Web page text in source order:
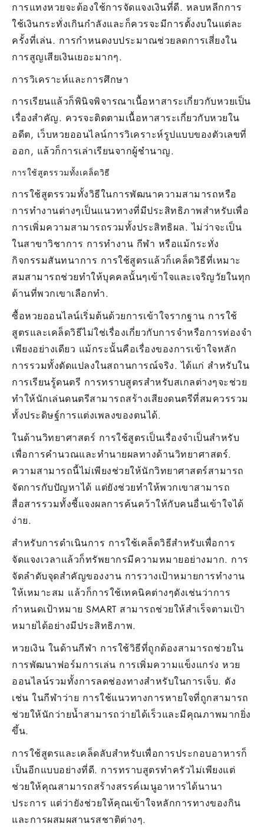
การแทงหวยจะต้องใช้การจัดแจงเงินที่ดี. หลบหลีกการ
ใช้เงินกระทั่งเกินกำลังและก็ควรจะมีการตั้งงบในแต่ละ
ครั้งที่เล่น. การกำหนดงบประมาณช่วยลดการเสี่ยงใน
การสูญเสียเงินเยอะมากๆ.
การวิเคราะห์และการศึกษา
การเรียนแล้วก็พินิจพิจารณาเนื้อหาสาระเกี่ยวกับหวยเป็น
เรื่องสำคัญ. ควรจะติดตามเนื้อหาสาระเกี่ยวกับหวยใน
อดีต, เว็บหวยออนไลน์การวิเคราะห์รูปแบบของตัวเลขที่
ออก, แล้วก็การเล่าเรียนจากผู้ชำนาญ.
การใช้สูตรรวมทั้งเคล็ดวิธี
การใช้สูตรรวมทั้งวิธีในการพัฒนาความสามารถหรือ
การทำงานต่างๆเป็นแนวทางที่มีประสิทธิภาพสำหรับเพื่อ
การเพิ่มความสามารถรวมทั้งประสิทธิผล. ไม่ว่าจะเป็น
ในสาขาวิชาการ การทำงาน กีฬา หรือแม้กระทั่ง
กิจกรรมสันทนาการ การใช้สูตรแล้วก็เคล็ดวิธีที่เหมาะ
สมสามารถช่วยทำให้บุคคลนั้นๆเข้าใจและเจริญวัยในทุก
ด้านที่พวกเขาเลือกทำ.
ซื้อหวยออนไลน์เริ่มต้นด้วยการเข้าใจรากฐาน การใช้
สูตรและเคล็ดวิธีไม่ใช่เรื่องเกี่ยวกับการจำหรือการท่องจำ
เพียงอย่างเดียว แม้กระนั้นคือเรื่องของการเข้าใจหลัก
การรวมทั้งดัดแปลงในสถานการณ์จริง. ได้แก่ สำหรับใน
การเรียนรู้ดนตรี การทราบสูตรสำหรับสเกลต่างๆจะช่วย
ทำให้นักเล่นดนตรีสามารถสร้างเสียงดนตรีที่สมควรรวม
ทั้งประดิษฐ์การแต่งเพลงของตนได้.
ในด้านวิทยาศาสตร์ การใช้สูตรเป็นเรื่องจำเป็นสำหรับ
เพื่อการคำนวณและทำนายผลทางด้านวิทยาศาสตร์.
ความสามารถนี้ไม่เพียงช่วยให้นักวิทยาศาสตร์สามารถ
จัดการกับปัญหาได้ แต่ยังช่วยทำให้พวกเขาสามารถ
สื่อสารรวมทั้งชี้แจงผลการค้นคว้าให้กับคนอื่นเข้าใจได้
ง่าย.
สำหรับการดำเนินการ การใช้เคล็ดวิธีสำหรับเพื่อการ
จัดแจงเวลาแล้วก็ทรัพยากรมีความหมายอย่างมาก. การ
จัดลำดับจุดสำคัญของงาน การวางเป้าหมายการทำงาน
ให้เหมาะสม แล้วก็การใช้เทคนิคต่างๆดังเช่นว่าการ
กำหนดเป้าหมาย SMART สามารถช่วยให้สำเร็จตามเป้า
หมายได้อย่างมีประสิทธิภาพ.
หวยเงิน ในด้านกีฬา การใช้วิธีที่ถูกต้องสามารถช่วยใน
การพัฒนาฟอร์มการเล่น การเพิ่มความแข็งแกร่ง หวย
ออนไลน์รวมทั้งการลดช่องทางสำหรับในการเจ็บ. ดัง
เช่น ในกีฬาว่าย การใช้แนวทางการหายใจที่ถูกสามารถ
ช่วยให้นักว่ายน้ำสามารถว่ายได้เร็วและมีคุณภาพมากยิ่ง
ขึ้น.
การใช้สูตรและเคล็ดลับสำหรับเพื่อการประกอบอาหารก็
เป็นอีกแบบอย่างที่ดี. การทราบสูตรทำครัวไม่เพียงแต่
ช่วยให้คุณสามารถสร้างสรรค์เมนูอาหารได้นานา
ประการ แต่ว่ายังช่วยให้คุณเข้าใจหลักการทางของกิน
และการผสมผสานรสชาติต่างๆ.